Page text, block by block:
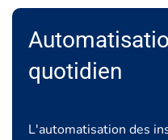
quotidien
L'automatisation des